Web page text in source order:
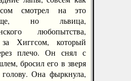
смотрел на это
но львица,
любопытства,
Хиггсом, который
плечо. Он снял с
бросил его в зверя
Она фыркнула,